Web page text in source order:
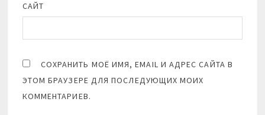
САЙТ
СОХРАНИТЬ МОЁ ИМЯ, EMAIL И АДРЕС САЙТА В
ЭТОМ БРАУЗЕРЕ ДЛЯ ПОСЛЕДУЮЩИХ МОИХ
КОММЕНТАРИЕВ.